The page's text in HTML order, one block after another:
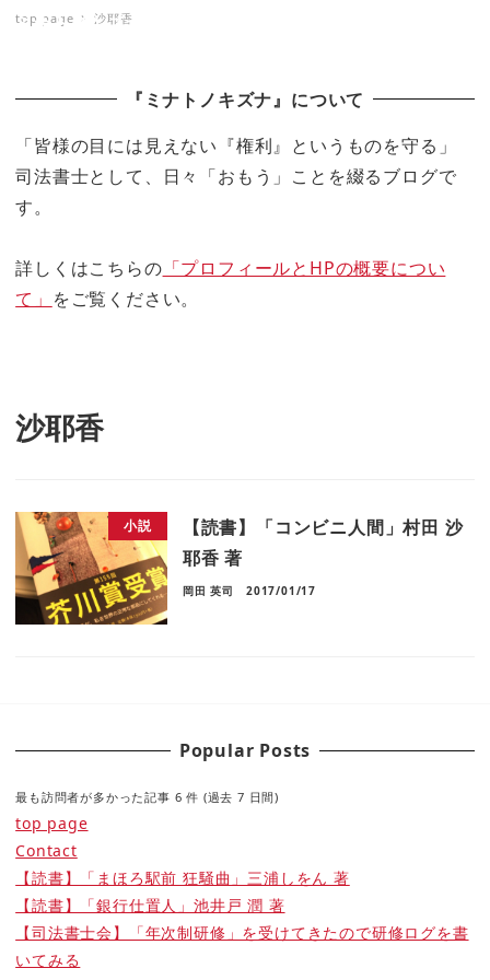
ミナトノキズナ
top page 沙耶香
『ミナトノキズナ』について
「皆様の目には見えない『権利』というものを守る」
司法書士として、日々「おもう」ことを綴るブログで
す。
詳しくはこちらの 「プロフィールとHPの概要につい
て」 をご覧ください。
沙耶香
小説
【読書】「コンビニ人間」村田 沙
耶香 著
岡田 英司 2017/01/17
Popular Posts
最も訪問者が多かった記事 6 件 (過去 7 日間)
top page
Contact
【読書】「まほろ駅前 狂騒曲」三浦しをん 著
【読書】「銀行仕置人」池井戸 潤 著
【司法書士会】「年次制研修」を受けてきたので研修ログを書
いてみる